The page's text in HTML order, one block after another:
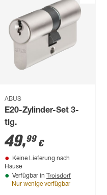
ABUS
E20-Zylinder-Set 3-
tlg.
49,99 €
Keine Lieferung nach
Hause
Verfügbar in Troisdorf
Nur wenige verfügbar